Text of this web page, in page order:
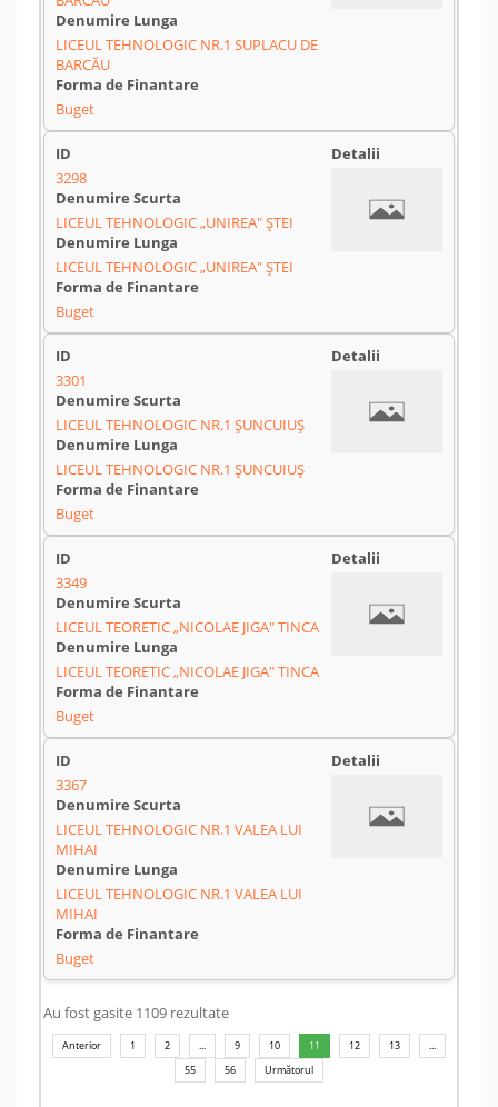
LICEUL TEHNOLOGIC NR.1 SUPLACU DE
BARCĂU
Buget
3298
LICEUL TEHNOLOGIC „UNIREA" ȘTEI
LICEUL TEHNOLOGIC „UNIREA" ȘTEI
Buget
3301
LICEUL TEHNOLOGIC NR.1 ŞUNCUIUŞ
LICEUL TEHNOLOGIC NR.1 ŞUNCUIUŞ
Buget
3349
LICEUL TEORETIC „NICOLAE JIGA" TINCA
LICEUL TEORETIC „NICOLAE JIGA" TINCA
Buget
3367
LICEUL TEHNOLOGIC NR.1 VALEA LUI
MIHAI
LICEUL TEHNOLOGIC NR.1 VALEA LUI
MIHAI
Buget
Au fost gasite 1109 rezultate
Anterior 1 2 ... 9 10 11 12 13
...
55
56 Următorul